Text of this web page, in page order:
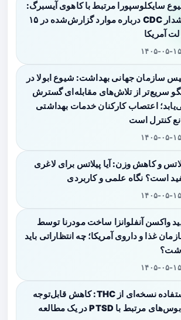
سایکلوسپورا مرتبط با کاهوی آیسبرگ:
هشدار CDC درباره موارد گزارش‌شده در ۱۵
آمریکا
۱۴۰۵-۰۵-۱۵
سازمان جهانی بهداشت: شیوع ابولا در
سریع‌تر از تلاش‌های مقابله‌ای گسترش
اعتصاب کارکنان خدمات بهداشتی
کنترل است
۱۴۰۵-۰۵-۱۵
و کاهش وزن: آیا پیلاتس برای لاغری
است؟ نگاه علمی و کاربردی
۱۴۰۵-۰۵-۱۵
واکسن آنفلوانزا ساخت مودرنا توسط
غذا و داروی آمریکا؛ چه انتظاراتی باید
۱۴۰۵-۰۵-۱۵
استفاده نسخه‌ای از THC: کاهش قابل‌توجه
کابوس‌های مرتبط با PTSD در یک مطالعه